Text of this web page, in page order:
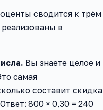
сводится к трём
в
Вы знаете целое и
самая
составит скидка
800 × 0,30 = 240